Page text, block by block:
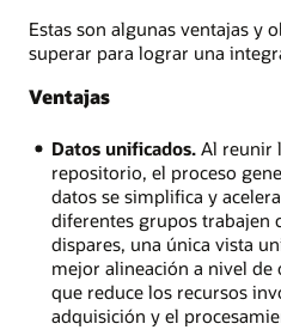
Estas son algunas ventajas y
superar para lograr una
Ventajas
Datos unificados.Al reunir
repositorio, el proceso
datos se simplifica y
diferentes grupos trabajen
dispares, una única vista
mejor alineación a nivel
que reduce los recursos
adquisición y el